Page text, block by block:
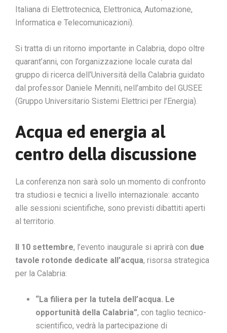
Italiana di Elettrotecnica, Elettronica, Automazione,
Informatica e Telecomunicazioni).
Si tratta di un ritorno importante in Calabria, dopo oltre
quarant’anni, con l’organizzazione locale curata dal
gruppo di ricerca dell’Università della Calabria guidato
dal professor Daniele Menniti, nell’ambito del GUSEE
(Gruppo Universitario Sistemi Elettrici per l’Energia).
Acqua ed energia al
centro della discussione
La conferenza non sarà solo un momento di confronto
tra studiosi e tecnici a livello internazionale: accanto
alle sessioni scientifiche, sono previsti dibattiti aperti
al territorio.
Il 10 settembre, l’evento inaugurale si aprirà con due
tavole rotonde dedicate all’acqua, risorsa strategica
per la Calabria:
“La filiera per la tutela dell’acqua. Le
opportunità della Calabria”, con taglio tecnico-
scientifico, vedrà la partecipazione di